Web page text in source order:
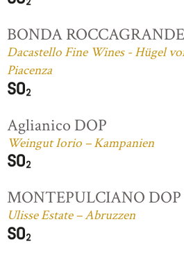
BONDA ROCCAGRANDE
Dacastello Fine Wines - Hügel
Piacenza
Aglianico DOP
Weingut Iorio – Kampanien
MONTEPULCIANO DOP
Ulisse Estate – Abruzzen